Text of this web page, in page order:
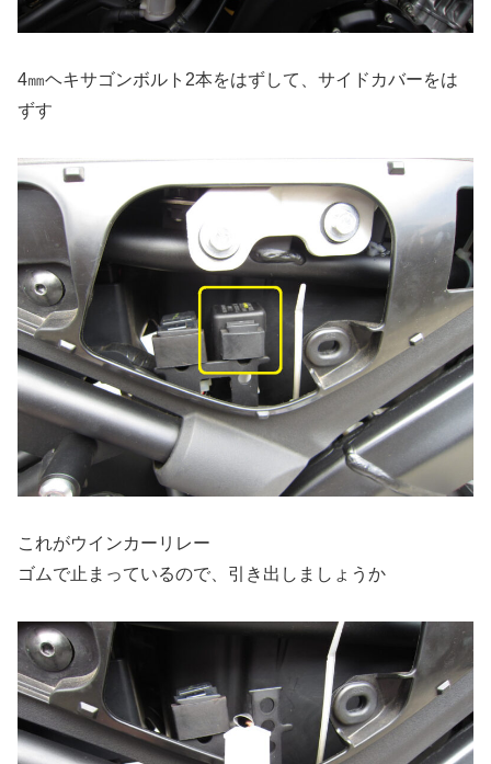
4㎜ヘキサゴンボルト2本をはずして、サイドカバーをは
ずす
これがウインカーリレー
ゴムで止まっているので、引き出しましょうか